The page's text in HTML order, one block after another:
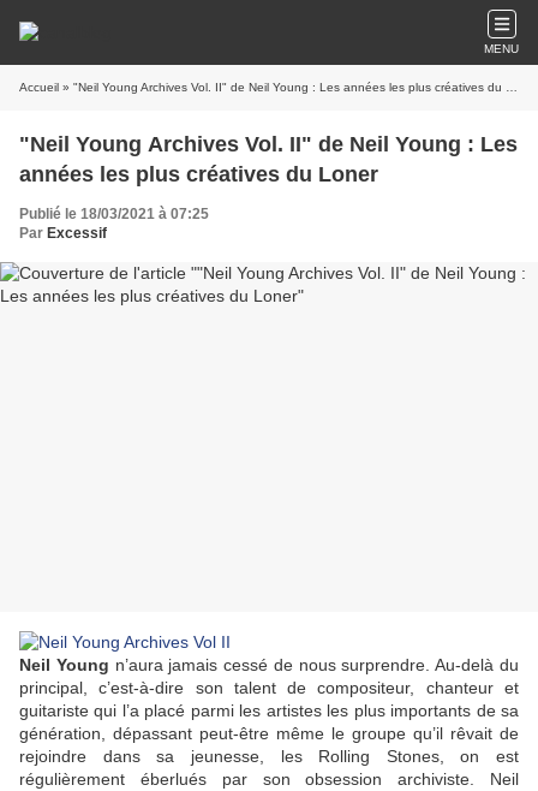
MENU
Accueil » "Neil Young Archives Vol. II" de Neil Young : Les années les plus créatives du Loner
"Neil Young Archives Vol. II" de Neil Young : Les
années les plus créatives du Loner
Publié le 18/03/2021 à 07:25
Par Excessif
Neil Young n’aura jamais cessé de nous surprendre. Au-delà du
principal, c’est-à-dire son talent de compositeur, chanteur et
guitariste qui l’a placé parmi les artistes les plus importants de sa
génération, dépassant peut-être même le groupe qu’il rêvait de
rejoindre dans sa jeunesse, les Rolling Stones, on est
régulièrement éberlués par son obsession archiviste. Neil